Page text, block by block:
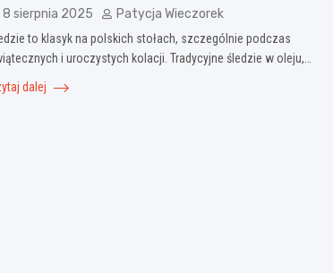
8 sierpnia 2025 Patycja Wieczorek
to klasyk na polskich stołach, szczególnie podczas
i uroczystych kolacji. Tradycyjne śledzie w oleju,…
dalej